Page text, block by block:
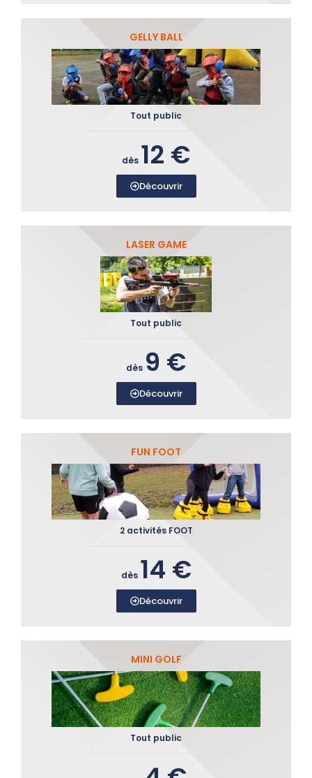
GELLY BALL
Tout public
dès 12 €
Découvrir
LASER GAME
Tout public
dès 9 €
Découvrir
FUN FOOT
2 activités FOOT
dès 14 €
Découvrir
MINI GOLF
Tout public